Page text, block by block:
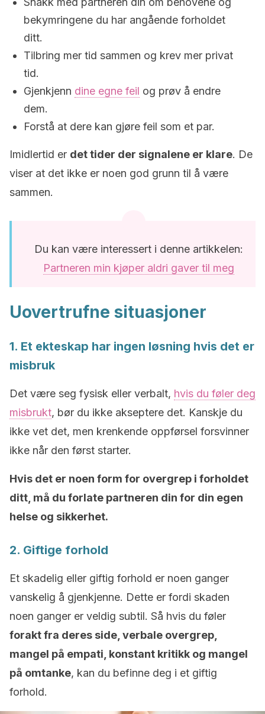
bekymringene du har angående forholdet
ditt.
Tilbring mer tid sammen og krev mer privat
tid.
Gjenkjenn dine egne feil og prøv å endre
dem.
Forstå at dere kan gjøre feil som et par.
Imidlertid er det tider der signalene er klare. De
viser at det ikke er noen god grunn til å være
sammen.
Du kan være interessert i denne artikkelen:
Partneren min kjøper aldri gaver til meg
Uovertrufne situasjoner
1. Et ekteskap har ingen løsning hvis det er
misbruk
Det være seg fysisk eller verbalt, hvis du føler deg
misbrukt, bør du ikke akseptere det. Kanskje du
ikke vet det, men krenkende oppførsel forsvinner
ikke når den først starter.
Hvis det er noen form for overgrep i forholdet
ditt, må du forlate partneren din for din egen
helse og sikkerhet.
2. Giftige forhold
Et skadelig eller giftig forhold er noen ganger
vanskelig å gjenkjenne. Dette er fordi skaden
noen ganger er veldig subtil. Så hvis du føler
forakt fra deres side, verbale overgrep,
mangel på empati, konstant kritikk og mangel
på omtanke, kan du befinne deg i et giftig
forhold.